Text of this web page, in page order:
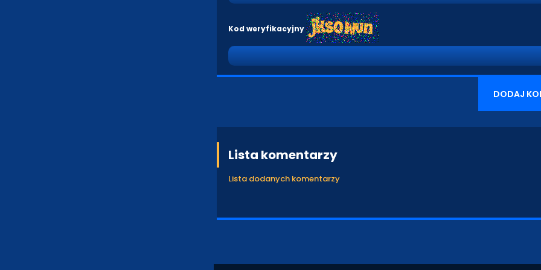
Kod weryfikacyjny
DODAJ
Lista komentarzy
Lista dodanych komentarzy